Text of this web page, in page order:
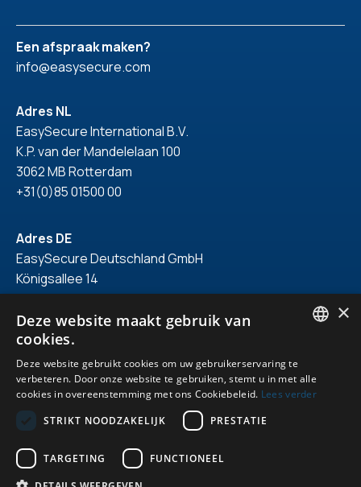
Een afspraak maken?
info@easysecure.com
Adres NL
EasySecure International B.V.
K.P. van der Mandelelaan 100
3062 MB Rotterdam
+31(0)85 01500 00
Adres DE
EasySecure Deutschland GmbH
Königsallee 14
40212 Düsseldorf
+49(0)211 418 71 150
Privacyverklaring
Algemene voorwaarden
DUTCH
×
Deze website maakt gebruik van
cookies.
Deze website gebruikt cookies om uw gebruikerservaring te
verbeteren. Door onze website te gebruiken, stemt u in met alle
cookies in overeenstemming met ons Cookiebeleid. Lees verder
STRIKT NOODZAKELIJK
PRESTATIE
TARGETING FUNCTIONEEL